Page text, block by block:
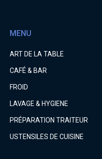
MENU
ART DE LA TABLE
CAFÉ & BAR
FROID
LAVAGE & HYGIENE
PRÉPARATION TRAITEUR
USTENSILES DE CUISINE